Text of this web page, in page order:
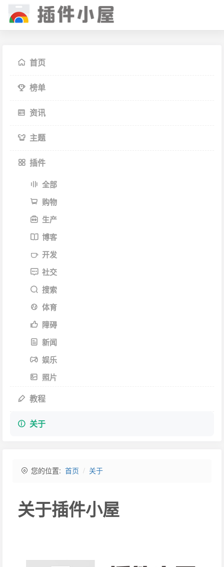
首页
榜单
资讯
主题
插件
全部
购物
生产
博客
开发
社交
搜索
体育
障碍
新闻
娱乐
照片
教程
关于
您的位置: 首页 关于
关于插件小屋